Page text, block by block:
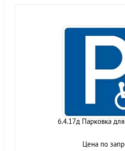
6.4.17д Парковка
Цена по